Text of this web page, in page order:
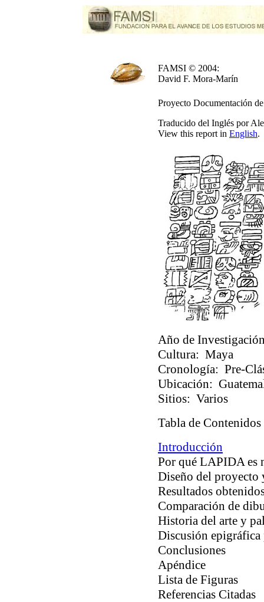
FAMSI © 2004:
David F. Mora-Marín
Proyecto Documentación
Traducido del Inglés por
View this report in English.
Año de
Cultura: Maya
Cronología: Pre-
Ubicación:
Sitios: Varios
Tabla de Contenidos
Introducción
Por qué LAPIDA es
Diseño del proyecto
Resultados
Comparación de
Historia del arte y
Discusión
Conclusiones
Apéndice
Lista de Figuras
Referencias Citadas